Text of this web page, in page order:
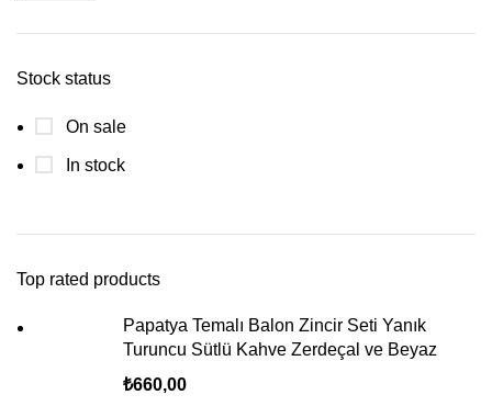
Stock status
On sale
In stock
Top rated products
Papatya Temalı Balon Zincir Seti Yanık
Turuncu Sütlü Kahve Zerdeçal ve Beyaz
₺660,00